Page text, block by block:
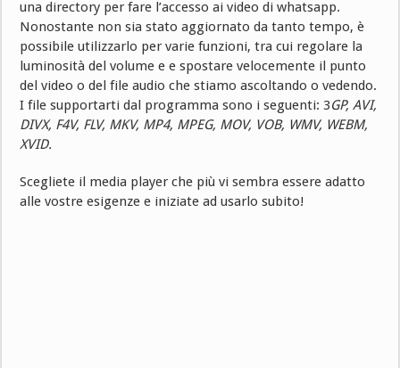
una directory per fare l’accesso ai video di whatsapp.
Nonostante non sia stato aggiornato da tanto tempo, è
possibile utilizzarlo per varie funzioni, tra cui regolare la
luminosità del volume e e spostare velocemente il punto
del video o del file audio che stiamo ascoltando o vedendo.
I file supportarti dal programma sono i seguenti: 3GP, AVI,
DIVX, F4V, FLV, MKV, MP4, MPEG, MOV, VOB, WMV, WEBM,
XVID.
Scegliete il media player che più vi sembra essere adatto
alle vostre esigenze e iniziate ad usarlo subito!